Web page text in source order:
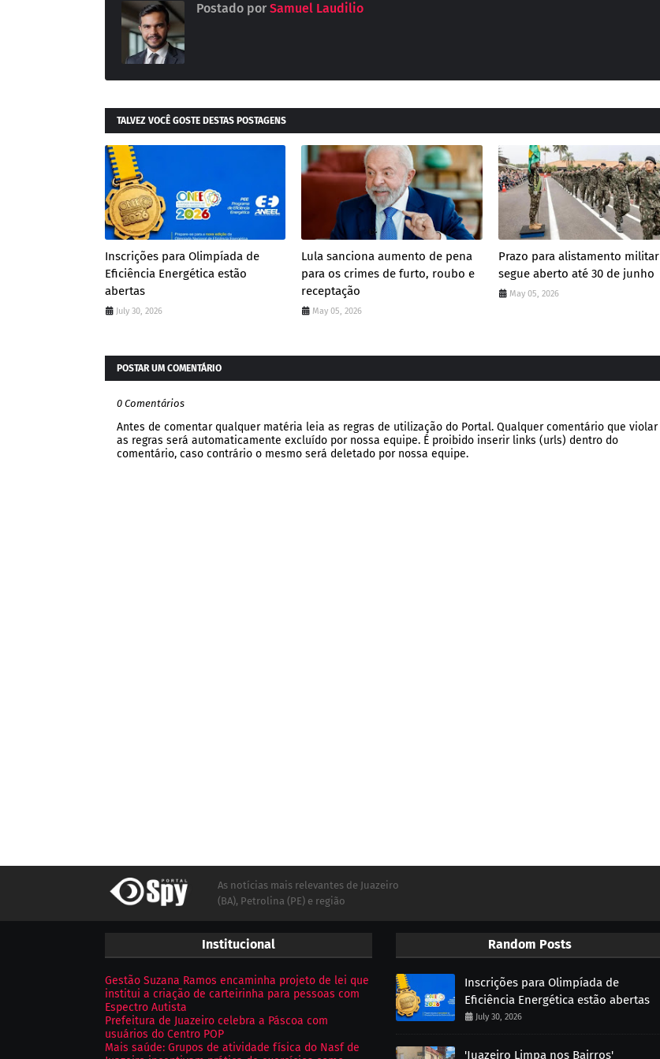
Postado por Samuel Laudilio
TALVEZ VOCÊ GOSTE DESTAS POSTAGENS
Inscrições para Olimpíada de
Eficiência Energética estão
abertas
July 30, 2026
Lula sanciona aumento de pena
para os crimes de furto, roubo e
receptação
May 05, 2026
Prazo para alistamento militar
segue aberto até 30 de junho
May 05, 2026
POSTAR UM COMENTÁRIO
0 Comentários
Antes de comentar qualquer matéria leia as regras de utilização do Portal. Qualquer comentário que violar
as regras será automaticamente excluído por nossa equipe. É proibido inserir links (urls) dentro do
comentário, caso contrário o mesmo será deletado por nossa equipe.
As notícias mais relevantes de Juazeiro
(BA), Petrolina (PE) e região
Institucional
Gestão Suzana Ramos encaminha projeto de lei que
institui a criação de carteirinha para pessoas com
Espectro Autista
Prefeitura de Juazeiro celebra a Páscoa com
usuários do Centro POP
Mais saúde: Grupos de atividade física do Nasf de
Random Posts
Inscrições para Olimpíada de
Eficiência Energética estão abertas
July 30, 2026
'Juazeiro Limpa nos Bairros'